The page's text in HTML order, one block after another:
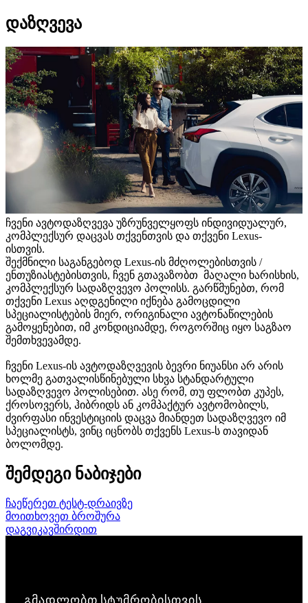
დაზღვევა
ჩვენი ავტოდაზღვევა უზრუნველყოფს ინდივიდუალურ,
კომპლექსურ დაცვას თქვენთვის და თქვენი Lexus-
ისთვის.
შექმნილი საგანგებოდ Lexus-ის მძღოლებისთვის /
ენთუზიასტებისთვის, ჩვენ გთავაზობთ მაღალი ხარისხის,
კომპლექსურ სადაზღვევო პოლისს. გარწმუნებთ, რომ
თქვენი Lexus აღდგენილი იქნება გამოცდილი
სპეციალისტების მიერ, ორიგინალი ავტონაწილების
გამოყენებით, იმ კონდიციამდე, როგორშიც იყო საგზაო
შემთხვევამდე.
ჩვენი Lexus-ის ავტოდაზღვევის ბევრი ნიუანსი არ არის
ხოლმე გათვალისწინებული სხვა სტანდარტული
სადაზღვევო პოლისებით. ასე რომ, თუ ფლობთ კუპეს,
ქროსოვერს, ჰიბრიდს ან კომპაქტურ ავტომობილს,
ძვირფასი ინვესტიციის დაცვა მიანდეთ სადაზღვევო იმ
სპეციალისტს, ვინც იცნობს თქვენს Lexus-ს თავიდან
ბოლომდე.
შემდეგი ნაბიჯები
ჩაეწერეთ ტესტ-დრაივზე
მოითხოვეთ ბროშურა
დაგვიკავშირდით